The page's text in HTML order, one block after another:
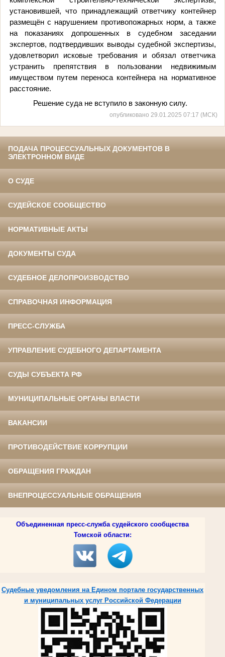
установившей, что принадлежащий ответчику контейнер
размещён с нарушением противопожарных норм, а также
на показаниях допрошенных в судебном заседании
экспертов, подтвердивших выводы судебной экспертизы,
удовлетворил исковые требования и обязал ответчика
устранить препятствия в пользовании недвижимым
имуществом путем переноса контейнера на нормативное
расстояние.
Решение суда не вступило в законную силу.
опубликовано 29.01.2025 07:17 (МСК)
ПОДАЧА ПРОЦЕССУАЛЬНЫХ ДОКУМЕНТОВ В
ЭЛЕКТРОННОМ ВИДЕ
О СУДЕ
СУДЕЙСКОЕ СООБЩЕСТВО
НОРМАТИВНЫЕ АКТЫ
ДОКУМЕНТЫ СУДА
СУДЕБНОЕ ДЕЛОПРОИЗВОДСТВО
СПРАВОЧНАЯ ИНФОРМАЦИЯ
ПРЕСС-СЛУЖБА
УПРАВЛЕНИЕ СУДЕБНОГО ДЕПАРТАМЕНТА
СУДЫ СУБЪЕКТА РФ
МУНИЦИПАЛЬНЫЕ ОРГАНЫ ВЛАСТИ
ВАКАНСИИ
ПРОТИВОДЕЙСТВИЕ КОРРУПЦИИ
ОБРАЩЕНИЯ ГРАЖДАН
ВНЕПРОЦЕССУАЛЬНЫЕ ОБРАЩЕНИЯ
Объединенная пресс-служба судейского сообщества
Томской области:
Судебные уведомления на Едином портале государственных
и муниципальных услуг Российской Федерации